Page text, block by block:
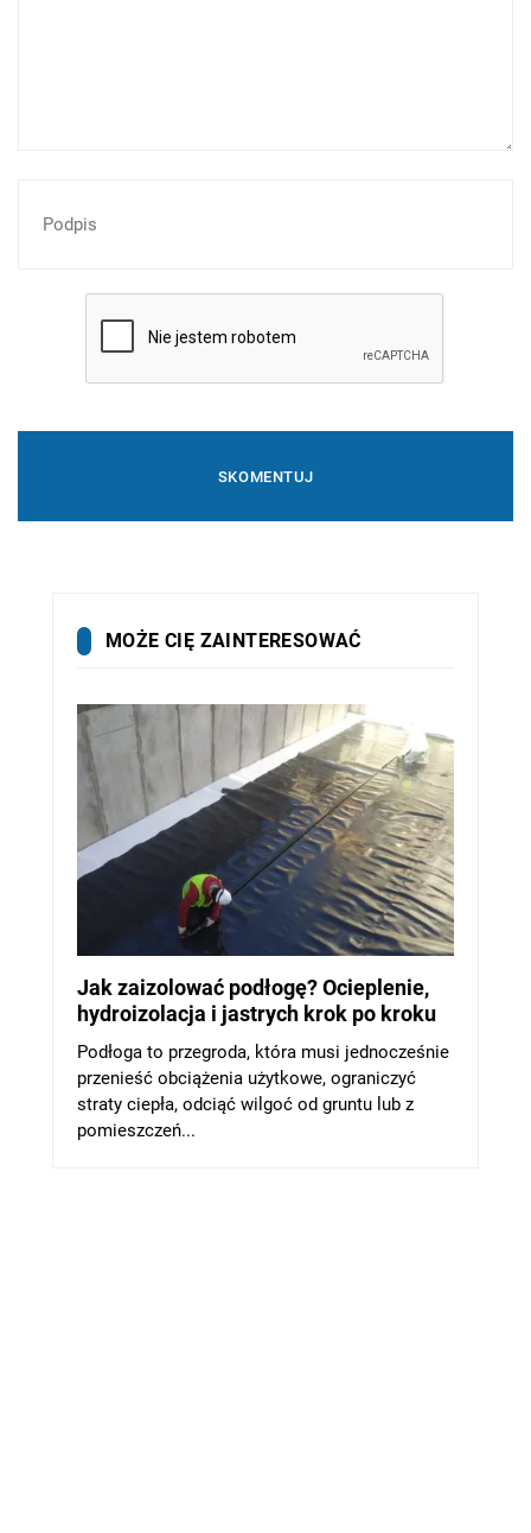
MOŻE CIĘ ZAINTERESOWAĆ
Jak zaizolować podłogę? Ocieplenie,
hydroizolacja i jastrych krok po kroku
Podłoga to przegroda, która musi jednocześnie
przenieść obciążenia użytkowe, ograniczyć
straty ciepła, odciąć wilgoć od gruntu lub z
pomieszczeń...